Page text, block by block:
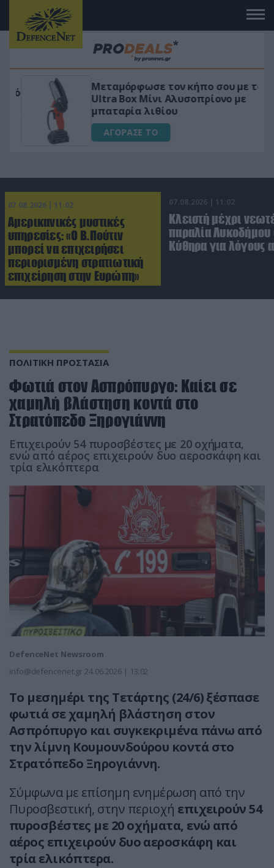
Μεταμόρφωσε τον κήπο σου με το
Ultra Box Μίνι Αλυσοπρίονο με
μπαταρία λιθίου
ΑΓΟΡΑΣΕ ΤΟ
07.08.2026 | 11:02
Αμερικανικές μυστικές
υπηρεσίες: «Ο Β.Πούτιν
μπορεί να επιχειρήσει
περιορισμένη στρατιωτική
επιχείρηση στην Ευρώπη»
07.08.2026 | 11:02
Κλειστή μέχρι
παραλία Λυκοδήμου
Κύθηρα για λόγους
ΠΟΛΙΤΙΚΗ ΠΡΟΣΤΑΣΙΑ
Φωτιά στον Ασπρόπυργο: Καίει σε
χαμηλή βλάστηση κοντά στο
Στρατόπεδο Ξηρογιάννη
Επιχειρούν 54 πυροσβέστες με 20 οχήματα,
ενώ από αέρος επιχειρούν δυο αεροσκάφη και
τρία ελικόπτερα
DefenceNet Newsroom
info@defencenet.gr 24.06.2026 | 13:02
Το μεσημέρι της Τετάρτης (24/6) ξέσπασε
φωτιά σε χαμηλή βλάστηση στον
Ασπρόπυργο και συγκεκριμένα πάνω από
την λίμνη Κουμουνδούρου κοντά στο
Στρατόπεδο Ξηρογιάννη.
Σύμφωνα με επίσημη ενημέρωση από την
Πυροσβεστική, στην περιοχή επιχειρούν 54
πυροσβέστες με 20 οχήματα, ενώ από
αέρος επιχειρούν δυο αεροσκάφη και
τρία ελικόπτερα.